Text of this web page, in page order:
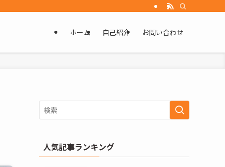
ホーム 自己紹介 お問い合わせ
人気記事ランキング